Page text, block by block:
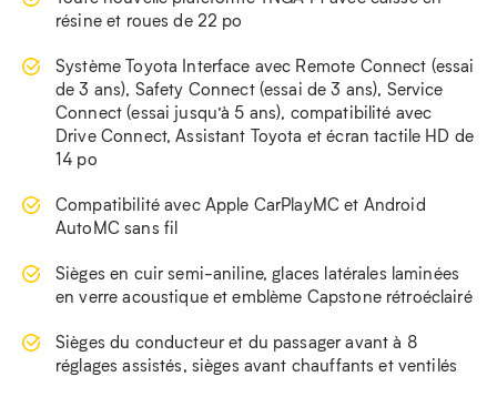
résine et roues de 22 po
Système Toyota Interface avec Remote Connect (essai
de 3 ans), Safety Connect (essai de 3 ans), Service
Connect (essai jusqu’à 5 ans), compatibilité avec
Drive Connect, Assistant Toyota et écran tactile HD de
14 po
Compatibilité avec Apple CarPlayMC et Android
AutoMC sans fil
Sièges en cuir semi-aniline, glaces latérales laminées
en verre acoustique et emblème Capstone rétroéclairé
Sièges du conducteur et du passager avant à 8
réglages assistés, sièges avant chauffants et ventilés